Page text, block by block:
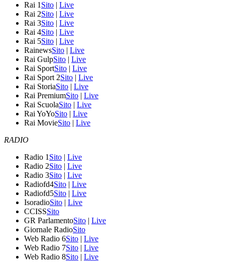
Rai 1 Sito | Live
Rai 2Sito | Live
Rai 3Sito | Live
Rai 4Sito | Live
Rai 5Sito | Live
RainewsSito | Live
Rai GulpSito | Live
Rai SportSito | Live
Rai Sport 2Sito | Live
Rai StoriaSito | Live
Rai PremiumSito | Live
Rai ScuolaSito | Live
Rai YoYoSito | Live
Rai MovieSito | Live
RADIO
Radio 1 Sito | Live
Radio 2Sito | Live
Radio 3Sito | Live
Radiofd4Sito | Live
Radiofd5Sito | Live
IsoradioSito | Live
CCISSSito
GR ParlamentoSito | Live
Giornale RadioSito
Web Radio 6Sito | Live
Web Radio 7Sito | Live
Web Radio 8Sito | Live